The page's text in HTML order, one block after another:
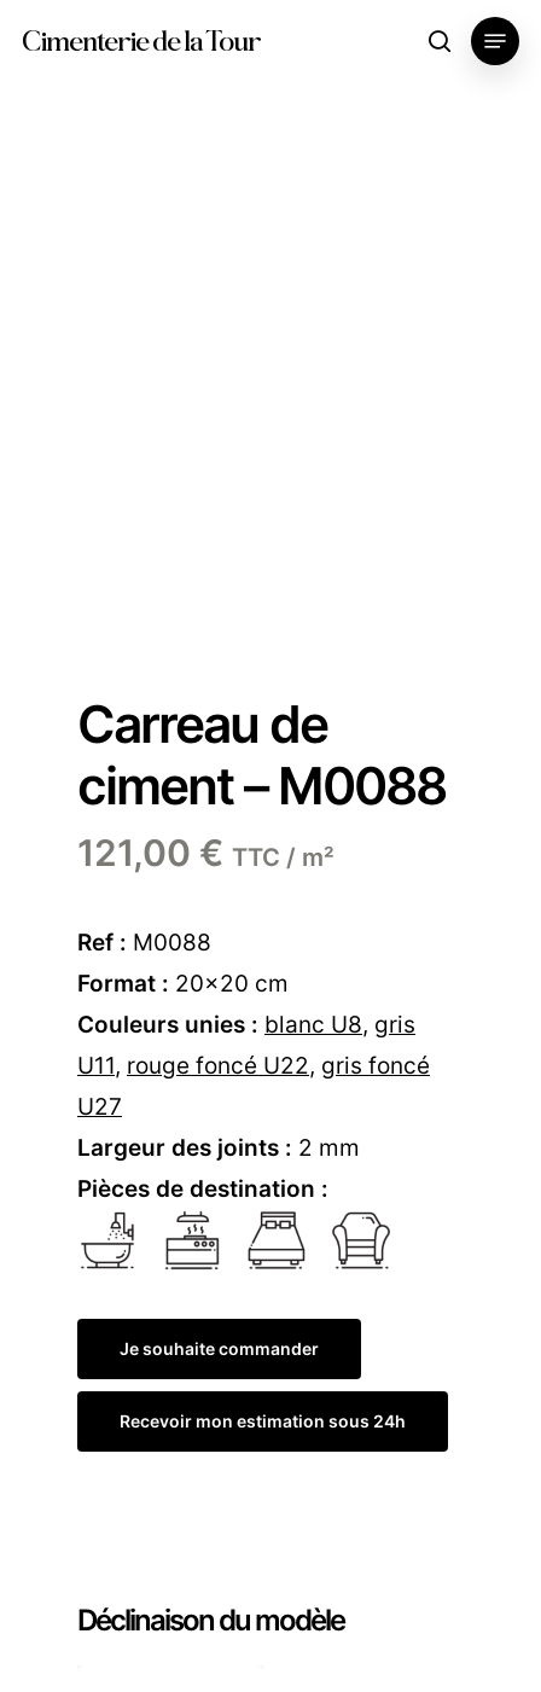
Cimenterie de la Tour search
Menu
Carreau de
ciment – M0088
121,00 € TTC / m²
Ref : M0088
Format : 20×20 cm
Couleurs unies : blanc U8, gris
U11, rouge foncé U22, gris foncé
U27
Largeur des joints : 2 mm
Pièces de destination :
Je souhaite commander
Recevoir mon estimation sous 24h
Déclinaison du modèle